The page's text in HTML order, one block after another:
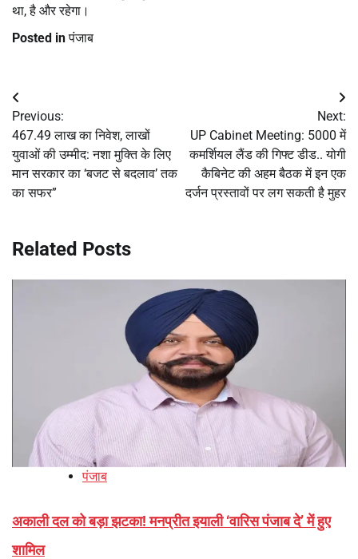
था, है और रहेगा।
Posted inपंजाब
Post
navigation
Previous:
467.49 लाख का निवेश, लाखों
युवाओं की उम्मीद: नशा मुक्ति के लिए
मान सरकार का ‘बजट से बदलाव’ तक
का सफर”
Next:
UP Cabinet Meeting: 5000 में
कमर्शियल लैंड की गिफ्ट डीड.. योगी
कैबिनेट की अहम बैठक में इन एक
दर्जन प्रस्तावों पर लग सकती है मुहर
Related Posts
पंजाब
अकाली दल को बड़ा झटका! मनप्रीत इयाली ‘वारिस पंजाब दे’ में हुए
शामिल